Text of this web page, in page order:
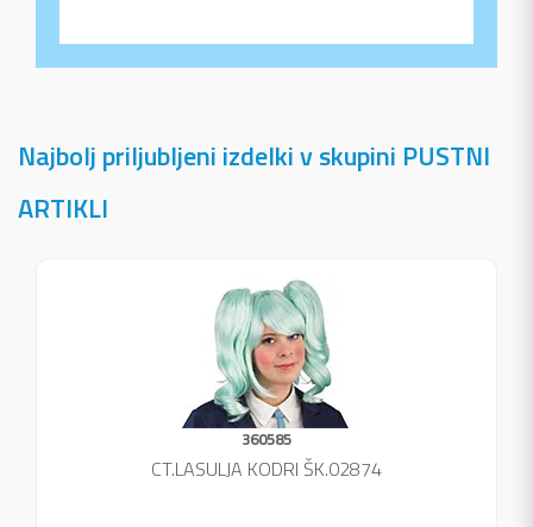
Najbolj priljubljeni izdelki v skupini PUSTNI
ARTIKLI
360585
CT.LASULJA KODRI ŠK.02874